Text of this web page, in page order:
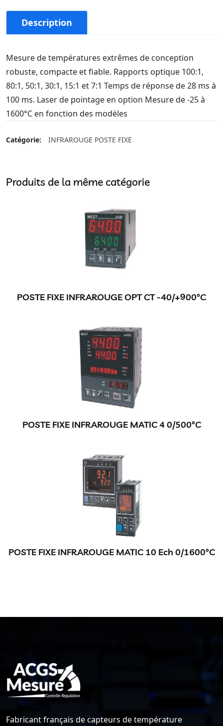
Description
Mesure de températures extrêmes de conception
robuste, compacte et fiable. Rapports optique 100:1,
80:1, 50:1, 30:1, 15:1 et 7:1 Temps de réponse de 28 ms à
100 ms. Laser de pointage en option Mesure de -25 à
1600°C en fonction des modèles
Catégorie: INFRAROUGE POSTE FIXE
Produits de la même catégorie
POSTE FIXE INFRAROUGE OPT CT -40/+900°C
POSTE FIXE INFRAROUGE MATIC 4 0/500°C
POSTE FIXE INFRAROUGE MATIC 10 Ech 0/1600°C
Fabricant français de capteurs de température